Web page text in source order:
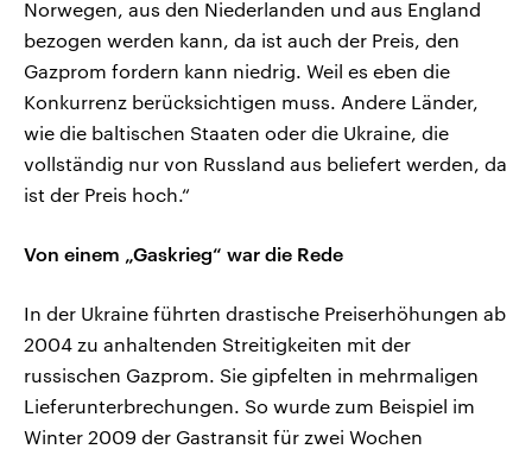
Norwegen, aus den Niederlanden und aus England
bezogen werden kann, da ist auch der Preis, den
Gazprom fordern kann niedrig. Weil es eben die
Konkurrenz berücksichtigen muss. Andere Länder,
wie die baltischen Staaten oder die Ukraine, die
vollständig nur von Russland aus beliefert werden, da
ist der Preis hoch.“
Von einem „Gaskrieg“ war die Rede
In der Ukraine führten drastische Preiserhöhungen ab
2004 zu anhaltenden Streitigkeiten mit der
russischen Gazprom. Sie gipfelten in mehrmaligen
Lieferunterbrechungen. So wurde zum Beispiel im
Winter 2009 der Gastransit für zwei Wochen